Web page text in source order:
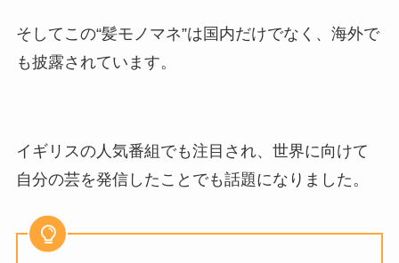
そしてこの“髪モノマネ”は国内だけでなく、海外で
も披露されています。
イギリスの人気番組でも注目され、世界に向けて
自分の芸を発信したことでも話題になりました。